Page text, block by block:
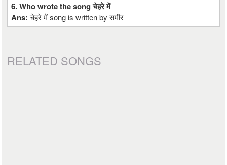
6. Who wrote the song चेहरे में
Ans:चेहरे में song is written by समीर
RELATED SONGS